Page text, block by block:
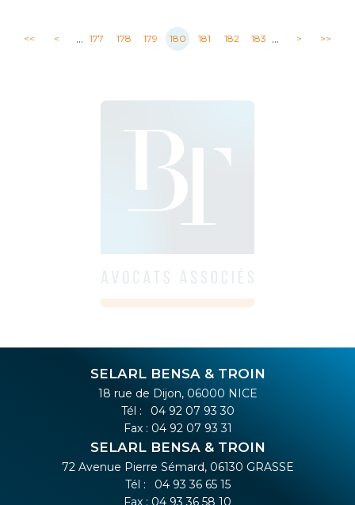
<< < ... 177 178 179 180 181 182 183 ... > >>
SELARL BENSA & TROIN
18 rue de Dijon, 06000 NICE
Tél :
04 92 07 93 30
Fax : 04 92 07 93 31
SELARL BENSA & TROIN
72 Avenue Pierre Sémard, 06130 GRASSE
Tél :
04 93 36 65 15
Fax : 04 93 36 58 10